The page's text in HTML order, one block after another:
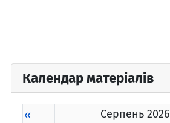
Календар матеріалів
« Серпень 2026